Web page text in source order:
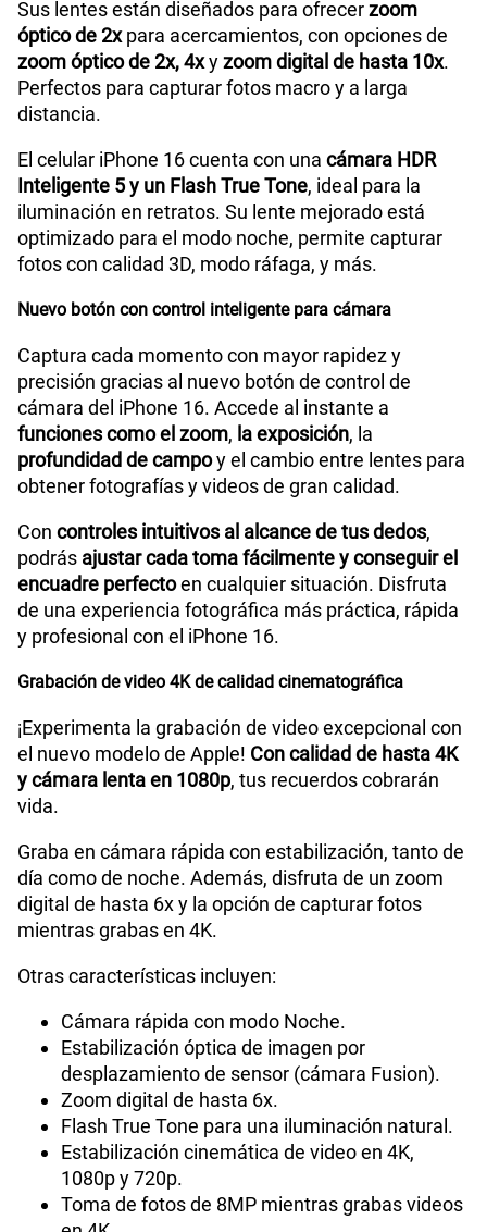
El celular iPhone 16 presenta un elegantediseño de
aluminiocon un resistente frente deCeramic Shield
Su parte posterior de vidrio, disponible encolores
vibrantes como negro, rosa, verde azulado
dispositivo.
Cámara gran angular con autoenfoque de 63 megapíxeles
Diseñado para capturar fotos asombrosas a
cualquier distancia, sucámara principal de 48 MP
garantiza fotografías nítidas con estabilización
¿Te gustan lasfotos panorámicas? ¡Toma fotos de
hasta63 MP! Además, disfruta de unteleobjetivo 2x
de 12MPy unultra gran angular de 12MP
espectacular ángulo de visión de 120 grados.
Sus lentes están diseñados para ofrecerzoom
óptico de 2xpara acercamientos, con opciones de
zoom óptico de 2x, 4xyzoom digital de hasta 10x.
Perfectos para capturar fotos macro y a larga
distancia.
El celular iPhone 16 cuenta con una
Inteligente 5 y un Flash True Tone, ideal para la
optimizado para el modo noche, permite capturar
fotos con calidad 3D, modo ráfaga, y más.
Nuevo botón con control inteligente para cámara
Captura cada momento con mayor rapidez y
precisión gracias al nuevo botón de control de
cámara del iPhone 16. Accede al instante a
funciones como el zoom
obtener fotografías y videos de gran calidad.
Con
controles intuitivos al alcance de tus dedos
podrásajustar cada toma fácilmente y conseguir el
encuadre perfectoen cualquier situación. Disfruta
de una experiencia fotográfica más práctica, rápida
y profesional con el iPhone 16.
Grabación de video 4K de calidad cinematográfica
¡Experimenta la grabación de video excepcional con